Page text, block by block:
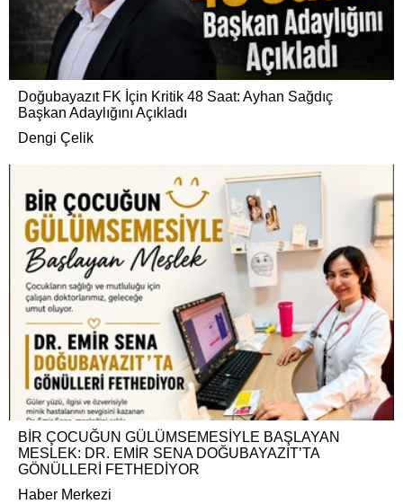
Doğubayazıt FK İçin Kritik 48 Saat: Ayhan Sağdıç
Başkan Adaylığını Açıkladı
Dengi Çelik
BİR ÇOCUĞUN GÜLÜMSEMESİYLE BAŞLAYAN
MESLEK: DR. EMİR SENA DOĞUBAYAZIT’TA
GÖNÜLLERİ FETHEDİYOR
Haber Merkezi